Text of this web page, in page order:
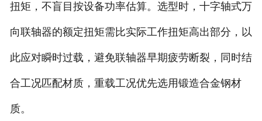
扭矩，不盲目按设备功率估算。选型时，十字轴式万
向联轴器的额定扭矩需比实际工作扭矩高出部分，以
此应对瞬时过载，避免联轴器早期疲劳断裂，同时结
合工况匹配材质，重载工况优先选用锻造合金钢材
质。